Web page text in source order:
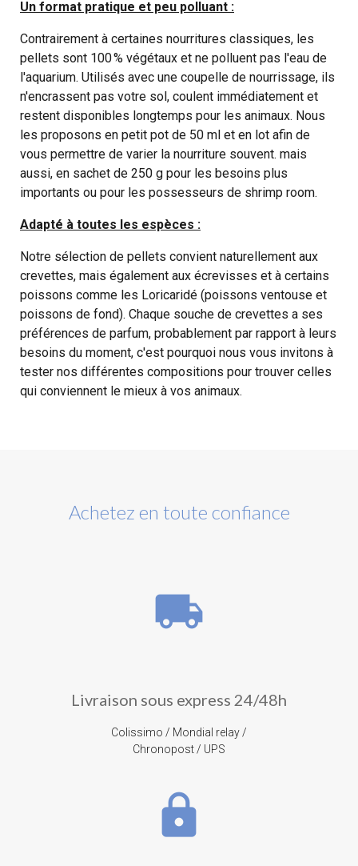
Un format pratique et peu polluant :
Contrairement à certaines nourritures classiques, les
pellets sont 100 % végétaux et ne polluent pas l'eau de
l'aquarium. Utilisés avec une coupelle de nourrissage, ils
n'encrassent pas votre sol, coulent immédiatement et
restent disponibles longtemps pour les animaux. Nous
les proposons en petit pot de 50 ml et en lot afin de
vous permettre de varier la nourriture souvent. mais
aussi, en sachet de 250 g pour les besoins plus
importants ou pour les possesseurs de shrimp room.
Adapté à toutes les espèces :
Notre sélection de pellets convient naturellement aux
crevettes, mais également aux écrevisses et à certains
poissons comme les Loricaridé (poissons ventouse et
poissons de fond). Chaque souche de crevettes a ses
préférences de parfum, probablement par rapport à leurs
besoins du moment, c'est pourquoi nous vous invitons à
tester nos différentes compositions pour trouver celles
qui conviennent le mieux à vos animaux.
Achetez en toute confiance
local_shipping
Livraison sous express 24/48h
Colissimo / Mondial relay /
Chronopost / UPS
lock